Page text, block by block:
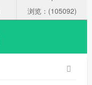
浏览：(105092)